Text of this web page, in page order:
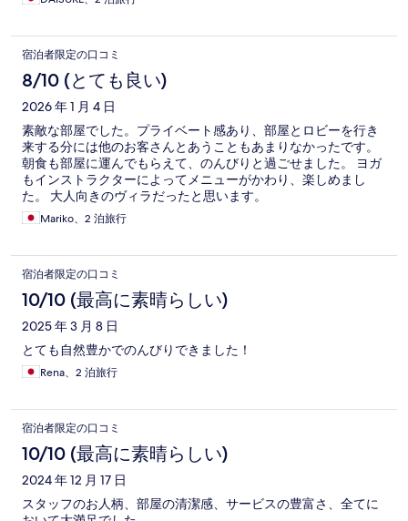
宿泊者限定の口コミ
8/10 (とても良い)
2026 年 1 月 4 日
素敵な部屋でした。プライベート感あり、部屋とロビーを行き
来する分には他のお客さんとあうこともあまりなかったです。
朝食も部屋に運んでもらえて、のんびりと過ごせました。 ヨガ
もインストラクターによってメニューがかわり、楽しめまし
た。 大人向きのヴィラだったと思います。
Mariko、2 泊旅行
宿泊者限定の口コミ
10/10 (最高に素晴らしい)
2025 年 3 月 8 日
とても自然豊かでのんびりできました！
Rena、2 泊旅行
宿泊者限定の口コミ
10/10 (最高に素晴らしい)
2024 年 12 月 17 日
スタッフのお人柄、部屋の清潔感、サービスの豊富さ、全てに